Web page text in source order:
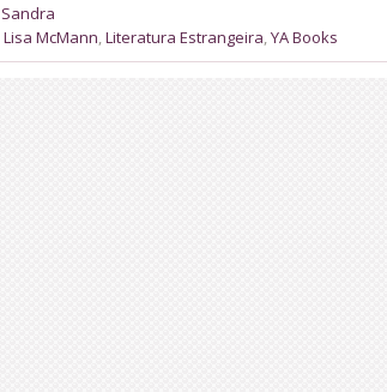
Sandra
Lisa McMann Literatura Estrangeira YA Books